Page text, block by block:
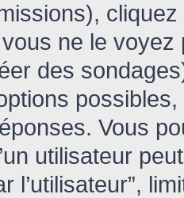
cliquez
ne le voyez
des
Vous
utilisateur
l’utilisateur”,